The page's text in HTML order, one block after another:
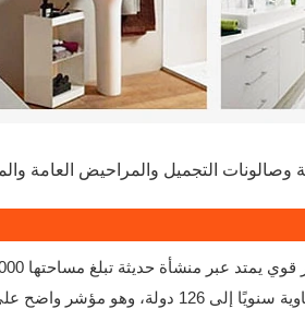
قوانغدونغ. ولإظهار بصمة عالمية قوية، فإننا نفخر بشحن